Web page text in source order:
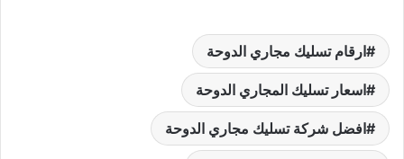
ارقام تسليك مجاري الدوحة
اسعار تسليك المجاري الدوحة
افضل شركة تسليك مجاري الدوحة